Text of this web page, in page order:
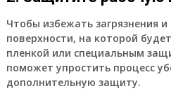
Чтобы избежать загрязнения
поверхности, на которой
пленкой или специальным
поможет упростить процесс
дополнительную защиту.